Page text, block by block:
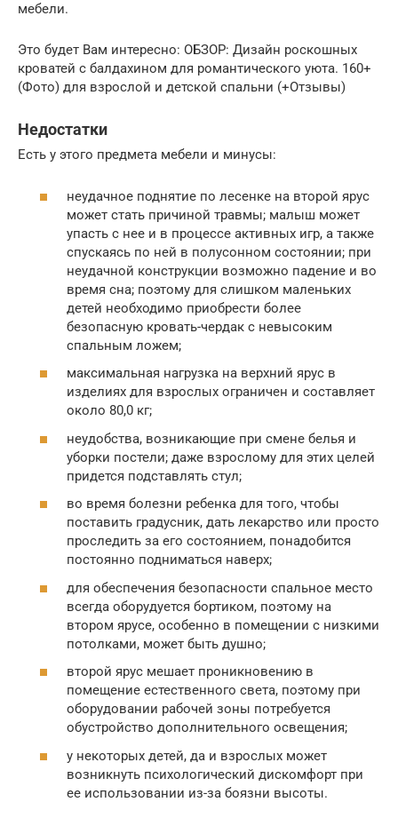
мебели.
Это будет Вам интересно: ОБЗОР: Дизайн роскошных
кроватей с балдахином для романтического уюта. 160+
(Фото) для взрослой и детской спальни (+Отзывы)
Недостатки
Есть у этого предмета мебели и минусы:
неудачное поднятие по лесенке на второй ярус
может стать причиной травмы; малыш может
упасть с нее и в процессе активных игр, а также
спускаясь по ней в полусонном состоянии; при
неудачной конструкции возможно падение и во
время сна; поэтому для слишком маленьких
детей необходимо приобрести более
безопасную кровать-чердак с невысоким
спальным ложем;
максимальная нагрузка на верхний ярус в
изделиях для взрослых ограничен и составляет
около 80,0 кг;
неудобства, возникающие при смене белья и
уборки постели; даже взрослому для этих целей
придется подставлять стул;
во время болезни ребенка для того, чтобы
поставить градусник, дать лекарство или просто
проследить за его состоянием, понадобится
постоянно подниматься наверх;
для обеспечения безопасности спальное место
всегда оборудуется бортиком, поэтому на
втором ярусе, особенно в помещении с низкими
потолками, может быть душно;
второй ярус мешает проникновению в
помещение естественного света, поэтому при
оборудовании рабочей зоны потребуется
обустройство дополнительного освещения;
у некоторых детей, да и взрослых может
возникнуть психологический дискомфорт при
ее использовании из-за боязни высоты.